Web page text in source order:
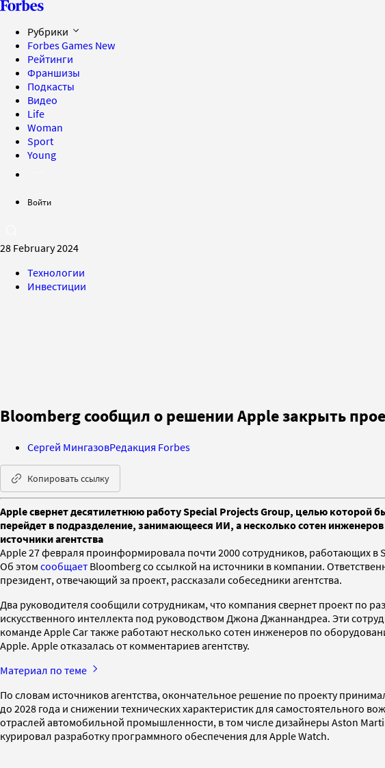
Рубрики
Forbes Games New
Рейтинги
Франшизы
Подкасты
Видео
Life
Woman
Sport
Young
Войти
28 February 2024
Технологии
Инвестиции
Bloomberg сообщил о решении Apple закрыть
Сергей МингазовРедакция Forbes
Копировать ссылку
Apple свернет десятилетнюю работу Special Projects Group, целью
перейдет в подразделение, занимающееся ИИ, а несколько сотен
источники агентства
Apple 27 февраля проинформировала почти 2000 сотрудников, работающих
Об этом сообщает Bloomberg со ссылкой на источники в компании.
президент, отвечающий за проект, рассказали собеседники агентства.
Два руководителя сообщили сотрудникам, что компания свернет проект по
искусственного интеллекта под руководством Джона Джаннандреа. Эти
команде Apple Car также работают несколько сотен инженеров по
Apple. Apple отказалась от комментариев агентству.
Материал по теме
По словам источников агентства, окончательное решение по проекту
до 2028 года и снижении технических характеристик для самостоятельного
отраслей автомобильной промышленности, в том числе дизайнеры Aston
курировал разработку программного обеспечения для Apple Watch.